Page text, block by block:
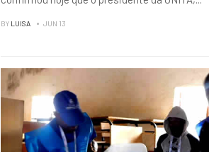
BY LUISA JUN 13